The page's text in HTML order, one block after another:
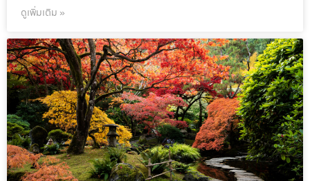
ดูเพิ่มเติม »